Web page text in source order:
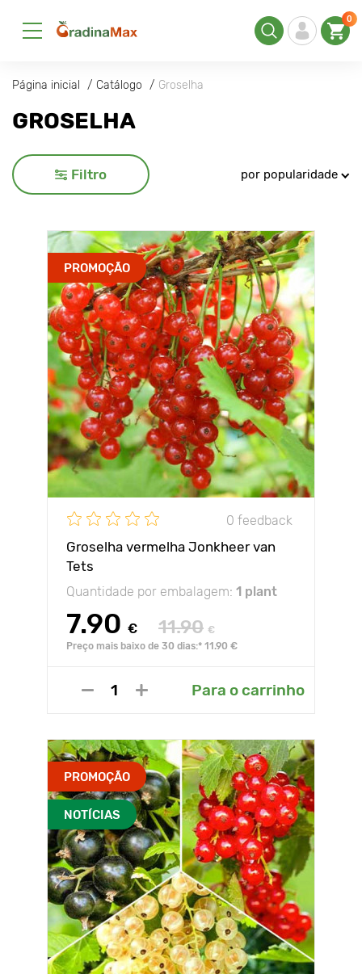
0
Página inicial Catálogo Groselha
GROSELHA
Filtro por popularidade
PROMOÇÃO
0 feedback
Groselha vermelha Jonkheer van
Tets
Quantidade por embalagem: 1 plant
7.90 € 11.90 €
Preço mais baixo de 30 dias:* 11.90 €
Para o carrinho
PROMOÇÃO
NOTÍCIAS